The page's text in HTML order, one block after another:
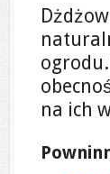
na ich